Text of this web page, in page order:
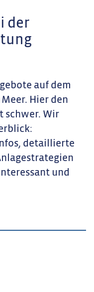
der
auf dem
Hier den
schwer. Wir
detaillierte
und